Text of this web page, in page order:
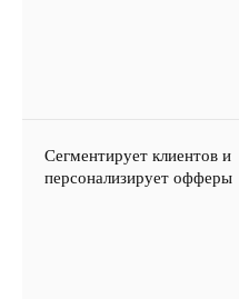
Сегментирует клиентов и
персонализирует офферы
процессов и